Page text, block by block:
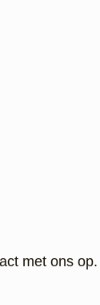
met ons